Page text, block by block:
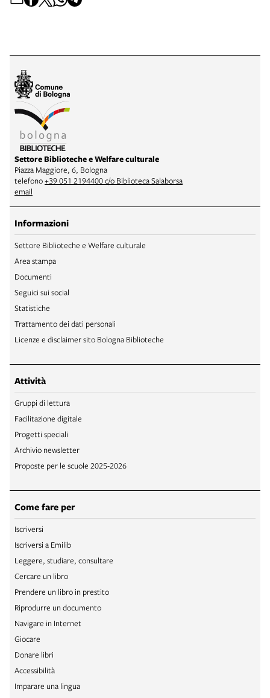
Settore Biblioteche e Welfare culturale
Piazza Maggiore, 6, Bologna
telefono+39 051 2194400 c/o Biblioteca Salaborsa
email
Informazioni
Settore Biblioteche e Welfare culturale
Area stampa
Documenti
Seguici sui social
Statistiche
Trattamento dei dati personali
Licenze e disclaimer sito Bologna Biblioteche
Attività
Gruppi di lettura
Facilitazione digitale
Progetti speciali
Archivio newsletter
Proposte per le scuole 2025-2026
Come fare per
Iscriversi
Iscriversi a Emilib
Leggere, studiare, consultare
Cercare un libro
Prendere un libro in prestito
Riprodurre un documento
Navigare in Internet
Giocare
Donare libri
Accessibilità
Imparare una lingua